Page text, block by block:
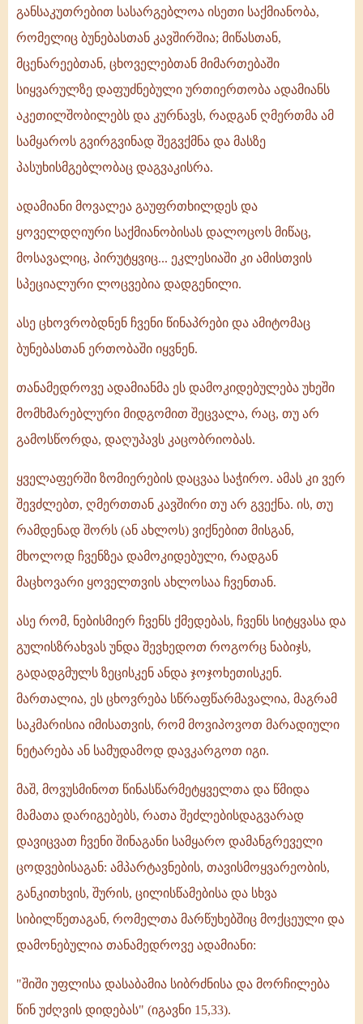
განსაკუთრებით სასარგებლოა ისეთი საქმიანობა,
რომელიც ბუნებასთან კავშირშია; მიწასთან,
მცენარეებთან, ცხოველებთან მიმართებაში
სიყვარულზე დაფუძნებული ურთიერთობა ადამიანს
აკეთილშობილებს და კურნავს, რადგან ღმერთმა ამ
სამყაროს გვირგვინად შეგვქმნა და მასზე
პასუხისმგებლობაც დაგვაკისრა.
ადამიანი მოვალეა გაუფრთხილდეს და
ყოველდღიური საქმიანობისას დალოცოს მიწაც,
მოსავალიც, პირუტყვიც... ეკლესიაში კი ამისთვის
სპეციალური ლოცვებია დადგენილი.
ასე ცხოვრობდნენ ჩვენი წინაპრები და ამიტომაც
ბუნებასთან ერთობაში იყვნენ.
თანამედროვე ადამიანმა ეს დამოკიდებულება უხეში
მომხმარებლური მიდგომით შეცვალა, რაც, თუ არ
გამოსწორდა, დაღუპავს კაცობრიობას.
ყველაფერში ზომიერების დაცვაა საჭირო. ამას კი ვერ
შევძლებთ, ღმერთთან კავშირი თუ არ გვექნა. ის, თუ
რამდენად შორს (ან ახლოს) ვიქნებით მისგან,
მხოლოდ ჩვენზეა დამოკიდებული, რადგან
მაცხოვარი ყოველთვის ახლოსაა ჩვენთან.
ასე რომ, ნებისმიერ ჩვენს ქმედებას, ჩვენს სიტყვასა და
გულისზრახვას უნდა შევხედოთ როგორც ნაბიჯს,
გადადგმულს ზეცისკენ ანდა ჯოჯოხეთისკენ.
მართალია, ეს ცხოვრება სწრაფწარმავალია, მაგრამ
საკმარისია იმისათვის, რომ მოვიპოვოთ მარადიული
ნეტარება ან სამუდამოდ დავკარგოთ იგი.
მაშ, მოვუსმინოთ წინასწარმეტყველთა და წმიდა
მამათა დარიგებებს, რათა შეძლებისდაგვარად
დავიცვათ ჩვენი შინაგანი სამყარო დამანგრეველი
ცოდვებისაგან: ამპარტავნების, თავისმოყვარეობის,
განკითხვის, შურის, ცილისწამებისა და სხვა
სიბილწეთაგან, რომელთა მარწუხებშიც მოქცეული და
დამონებულია თანამედროვე ადამიანი:
"შიში უფლისა დასაბამია სიბრძნისა და მორჩილება
წინ უძღვის დიდებას" (იგავნი 15,33).